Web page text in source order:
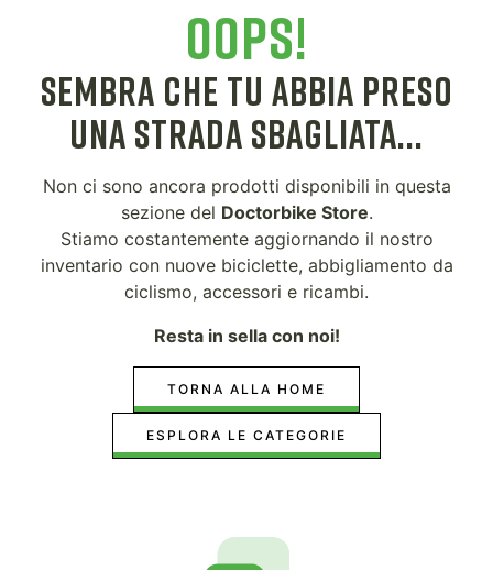
OOPS!
SEMBRA CHE TU ABBIA PRESO
UNA STRADA SBAGLIATA...
Non ci sono ancora prodotti disponibili in questa
sezione del Doctorbike Store.
Stiamo costantemente aggiornando il nostro
inventario con nuove biciclette, abbigliamento da
ciclismo, accessori e ricambi.
Resta in sella con noi!
TORNA ALLA HOME
ESPLORA LE CATEGORIE